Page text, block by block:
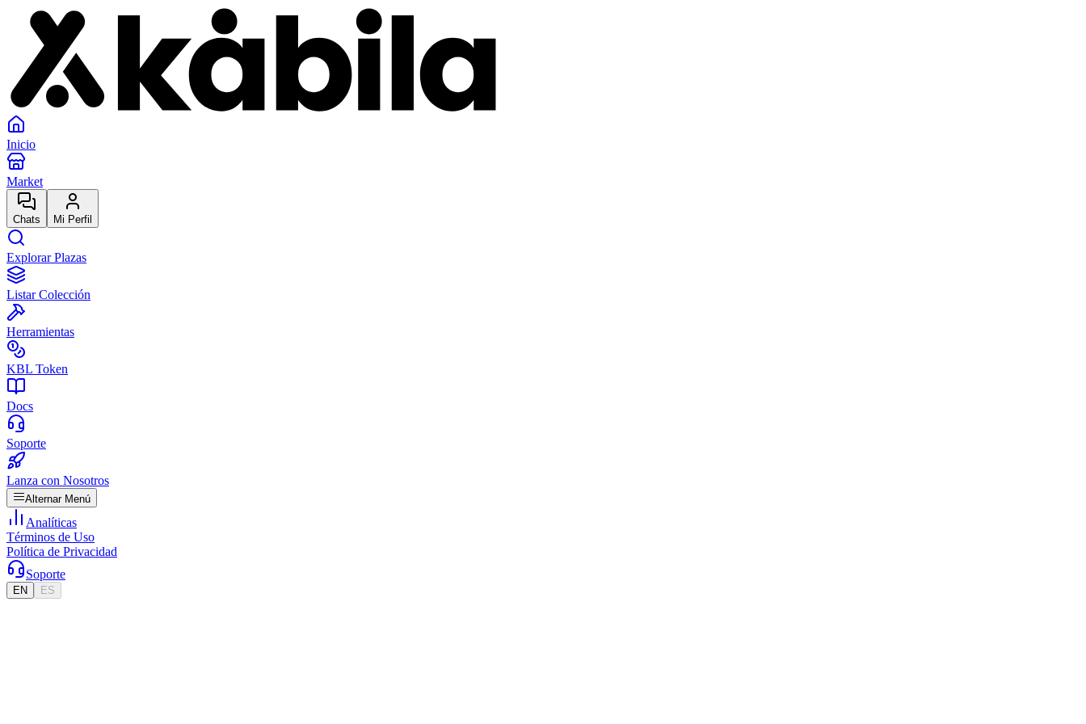
Inicio
Market
Chats Mi Perfil
Explorar Plazas
Listar Colección
Herramientas
KBL Token
Docs
Soporte
Lanza con Nosotros
Alternar Menú
Analíticas
Términos de Uso
Política de Privacidad
Soporte
EN ES